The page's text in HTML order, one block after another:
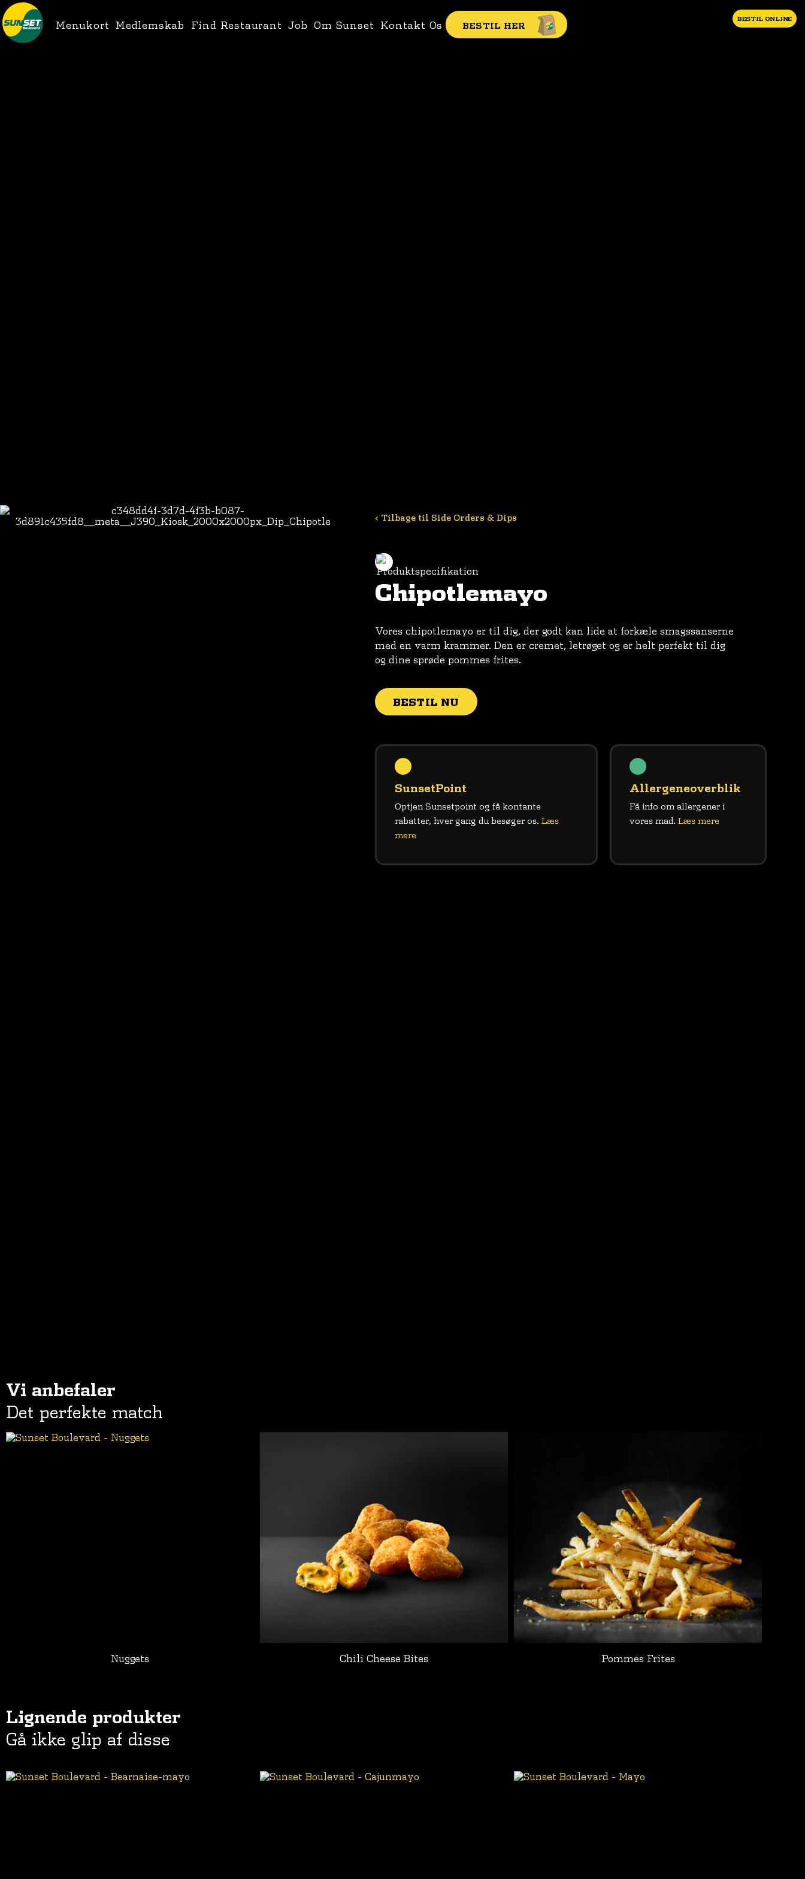
Menukort Medlemskab Find Restaurant Job Om Sunset Kontakt Os BESTIL HER
< Tilbage til Side Orders & Dips
Chipotlemayo
Vores chipotlemayo er til dig, der godt kan lide at forkæle smagssanserne
med en varm krammer. Den er cremet, letrøget og er helt perfekt til dig
og dine sprøde pommes frites.
BESTIL NU
SunsetPoint
Optjen Sunsetpoint og få kontante
rabatter, hver gang du besøger os. Læs
mere
Allergeneoverblik
Få info om allergener i
vores mad. Læs mere
Vi anbefaler
Det perfekte match
Nuggets Chili Cheese Bites Pommes Frites
Lignende produkter
Gå ikke glip af disse
BESTIL ONLINE